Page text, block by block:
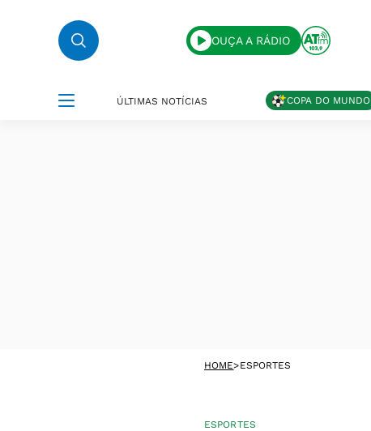
OUÇA A RÁDIO
ÚLTIMAS NOTÍCIAS COPA DO MUNDO
HOME>ESPORTES
ESPORTES